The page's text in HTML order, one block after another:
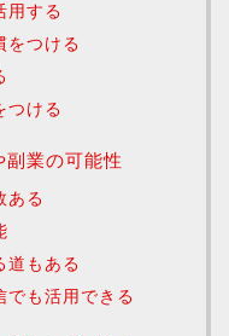
用する
をつける
つける
業の可能性
ある
道もある
でも活用できる